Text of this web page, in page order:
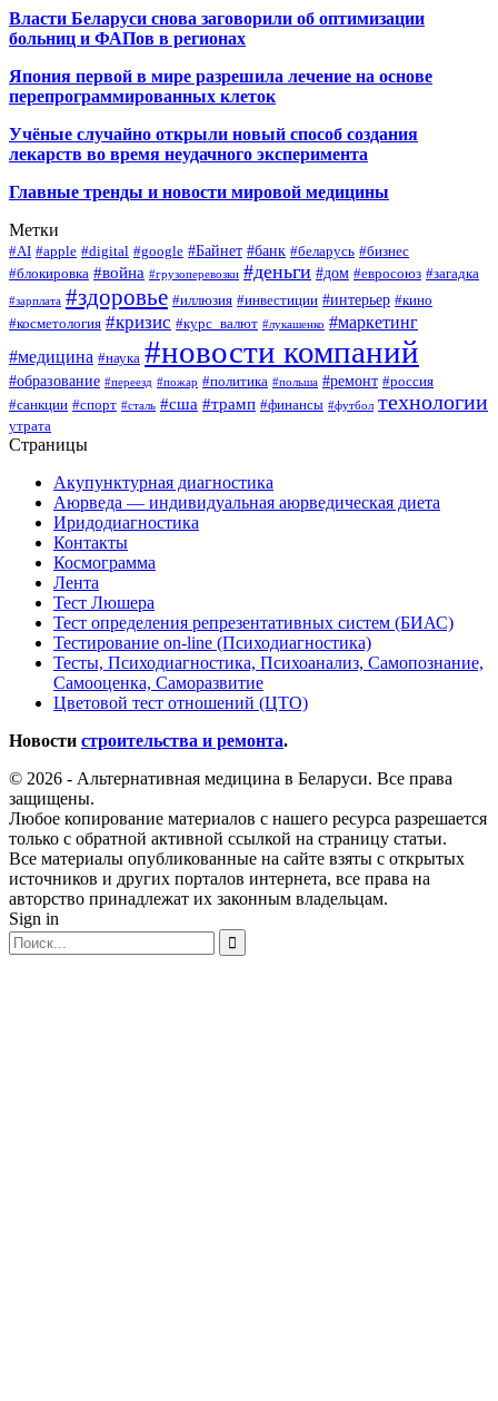
Власти Беларуси снова заговорили об оптимизации
больниц и ФАПов в регионах
Япония первой в мире разрешила лечение на основе
перепрограммированных клеток
Учёные случайно открыли новый способ создания
лекарств во время неудачного эксперимента
Главные тренды и новости мировой медицины
Метки
#AI #apple #digital #google #Байнет #банк #беларусь #бизнес
#блокировка #война #грузоперевозки #деньги #дом #евросоюз #загадка
#зарплата #здоровье #иллюзия #инвестиции #интерьер #кино
#косметология #кризис #курс_валют #лукашенко #маркетинг
#медицина #наука #новости компаний
#образование #переезд #пожар #политика #польша #ремонт #россия
#санкции #спорт #сталь #сша #трамп #финансы #футбол технологии
утрата
Страницы
Акупунктурная диагностика
Аюрведа — индивидуальная аюрведическая диета
Иридодиагностика
Контакты
Космограмма
Лента
Тест Люшера
Тест определения репрезентативных систем (БИАС)
Тестирование on-line (Психодиагностика)
Тесты, Психодиагностика, Психоанализ, Самопознание,
Самооценка, Саморазвитие
Цветовой тест отношений (ЦТО)
Новости строительства и ремонта.
© 2026 - Альтернативная медицина в Беларуси. Все права
защищены.
Любое копирование материалов с нашего ресурса разрешается
только с обратной активной ссылкой на страницу статьи.
Все материалы опубликованные на сайте взяты с открытых
источников и других порталов интернета, все права на
авторство принадлежат их законным владельцам.
Sign in